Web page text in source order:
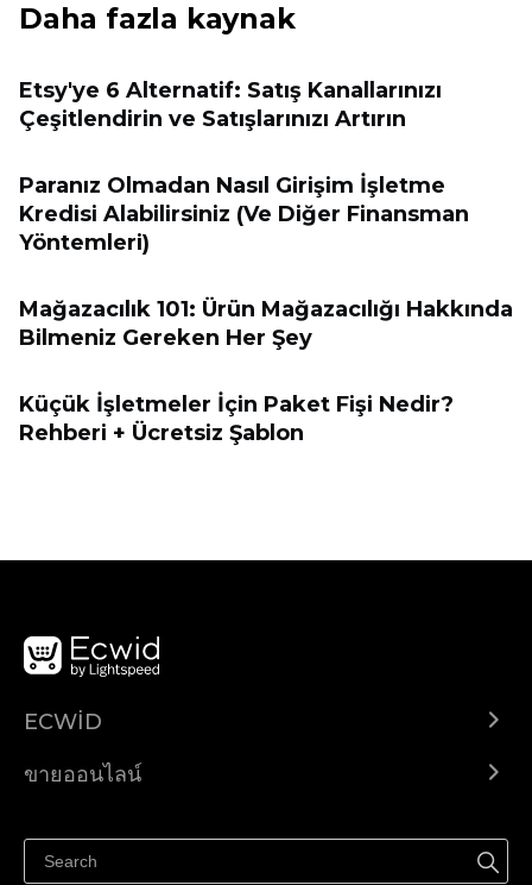
Daha fazla kaynak
Etsy'ye 6 Alternatif: Satış Kanallarınızı
Çeşitlendirin ve Satışlarınızı Artırın
Paranız Olmadan Nasıl Girişim İşletme
Kredisi Alabilirsiniz (Ve Diğer Finansman
Yöntemleri)
Mağazacılık 101: Ürün Mağazacılığı Hakkında
Bilmeniz Gereken Her Şey
Küçük İşletmeler İçin Paket Fişi Nedir?
Rehberi + Ücretsiz Şablon
ECWID
ราคา
ขายออนไลน์
ขายบนเฟสบุ๊ค